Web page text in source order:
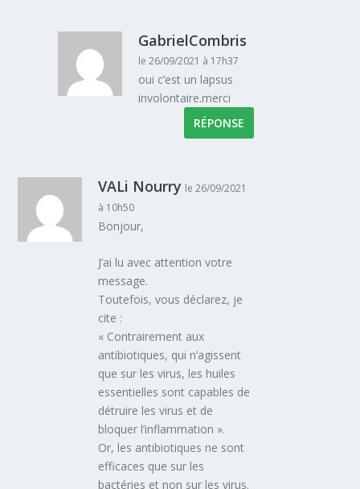
GabrielCombris
le 26/09/2021 à 17h37
oui c’est un lapsus
involontaire.merci
RÉPONSE
VALi Nourry le 26/09/2021
à 10h50
Bonjour,
J’ai lu avec attention votre
message.
Toutefois, vous déclarez, je
cite :
« Contrairement aux
antibiotiques, qui n’agissent
que sur les virus, les huiles
essentielles sont capables de
détruire les virus et de
bloquer l’inflammation ».
Or, les antibiotiques ne sont
efficaces que sur les
bactéries et non sur les virus.